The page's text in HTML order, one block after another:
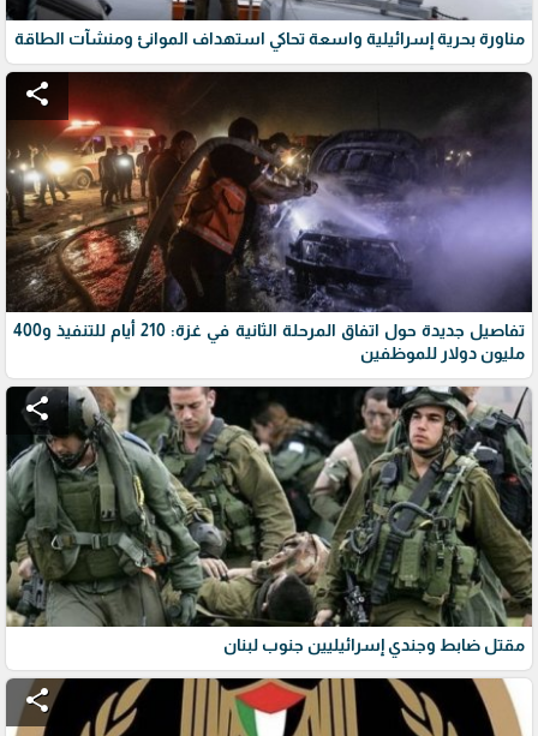
مناورة بحرية إسرائيلية واسعة تحاكي استهداف الموانئ ومنشآت الطاقة
share
تفاصيل جديدة حول اتفاق المرحلة الثانية في غزة: 210 أيام للتنفيذ و400
مليون دولار للموظفين
share
مقتل ضابط وجندي إسرائيليين جنوب لبنان
share